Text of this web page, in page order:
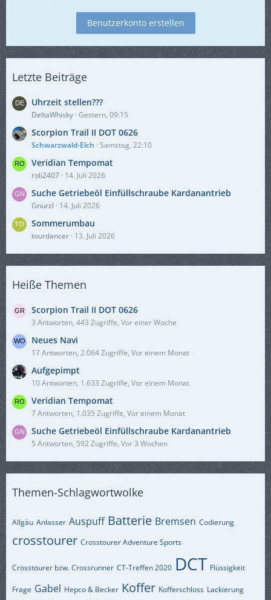
Benutzerkonto erstellen
Letzte Beiträge
Uhrzeit stellen???
DeltaWhisky Gestern, 09:15
Scorpion Trail II DOT 0626
Schwarzwald-Elch Samstag, 22:10
Veridian Tempomat
roli2407 14. Juli 2026
Suche Getriebeöl Einfüllschraube Kardanantrieb
Gnurzl 14. Juli 2026
Sommerumbau
tourdancer 13. Juli 2026
Heiße Themen
Scorpion Trail II DOT 0626
3 Antworten, 443 Zugriffe, Vor einer Woche
Neues Navi
17 Antworten, 2.064 Zugriffe, Vor einem Monat
Aufgepimpt
10 Antworten, 1.633 Zugriffe, Vor einem Monat
Veridian Tempomat
7 Antworten, 1.035 Zugriffe, Vor einem Monat
Suche Getriebeöl Einfüllschraube Kardanantrieb
5 Antworten, 592 Zugriffe, Vor 3 Wochen
Themen-Schlagwortwolke
Allgäu Anlasser Auspuff Batterie Bremsen Codierung
crosstourer Crosstourer Adventure Sports
Crosstourer bzw. Crossrunner CT-Treffen 2020 DCT Flüssigkeit
Frage Gabel Hepco & Becker Koffer Kofferschloss Lackierung